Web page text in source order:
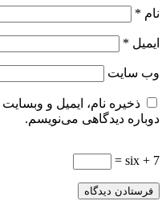
نام *
ایمیل *
وب‌ سایت
ذخیره نام، ایمیل و
دوباره دیدگاهی می‌نویسم.
7 + six =